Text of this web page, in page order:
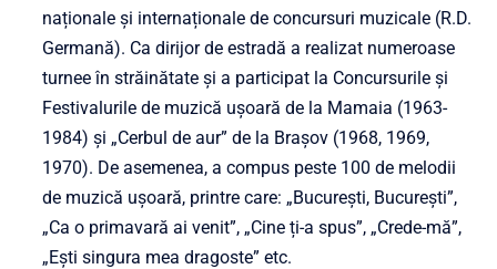
naționale și internaționale de concursuri muzicale (R.D.
Germană). Ca dirijor de estradă a realizat numeroase
turnee în străinătate și a participat la Concursurile și
Festivalurile de muzică ușoară de la Mamaia (1963-
1984) și „Cerbul de aur” de la Brașov (1968, 1969,
1970). De asemenea, a compus peste 100 de melodii
de muzică ușoară, printre care: „București, București”,
„Ca o primavară ai venit”, „Cine ți-a spus”, „Crede-mă”,
„Ești singura mea dragoste” etc.